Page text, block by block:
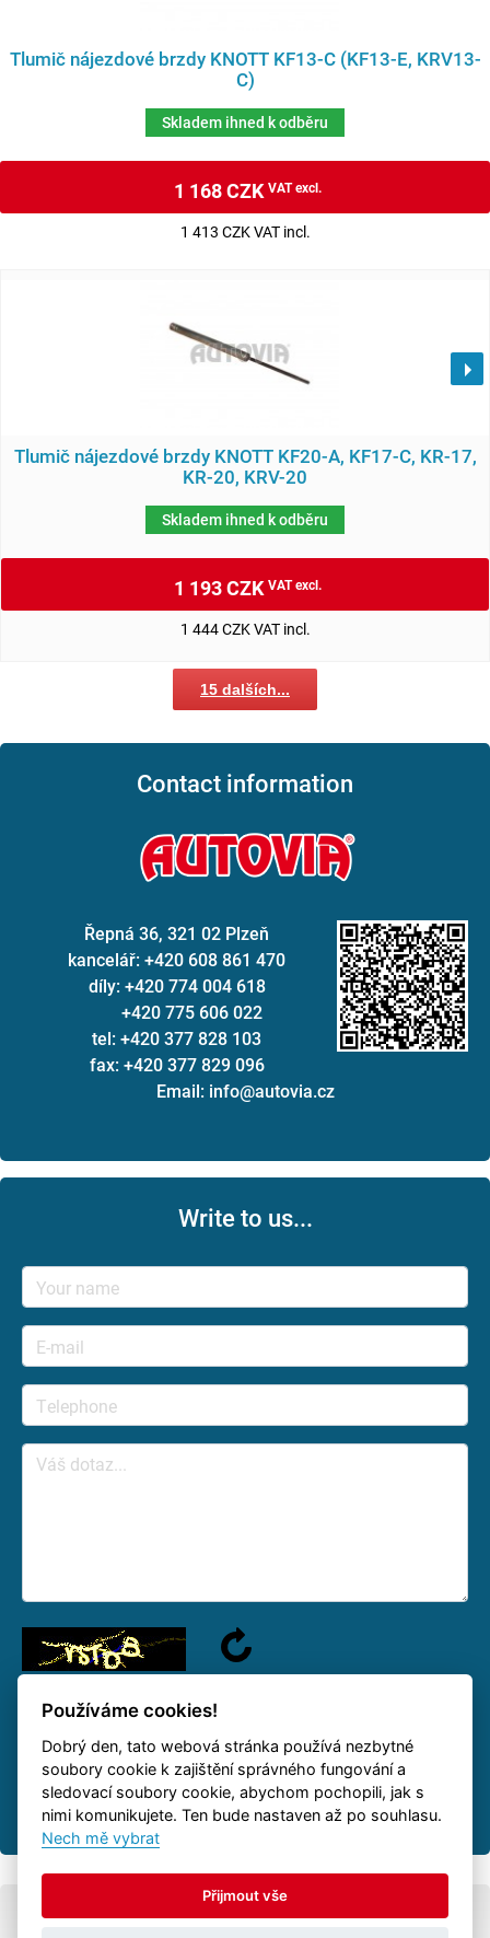
Tlumič nájezdové brzdy KNOTT KF13-C (KF13-E, KRV13-
C)
Skladem ihned k odběru
1 168 CZKVAT excl.
1 413 CZK VAT incl.
Tlumič nájezdové brzdy KNOTT KF20-A, KF17-C, KR-17,
KR-20, KRV-20
Skladem ihned k odběru
1 193 CZKVAT excl.
1 444 CZK VAT incl.
15 dalších...
Contact information
Řepná 36, 321 02 Plzeň
kancelář: +420 608 861 470
díly: +420 774 004 618
+420 775 606 022
tel: +420 377 828 103
fax: +420 377 829 096
Email: info@autovia.cz
Write to us...
We will answer your question as soon as possible.
© All rights reservedAutovia.cz-trailers
Používáme cookies!
Dobrý den, tato webová stránka používá nezbytné
soubory cookie k zajištění správného fungování a
sledovací soubory cookie, abychom pochopili, jak s
nimi komunikujete. Ten bude nastaven až po souhlasu.
Nech mě vybrat
Přijmout vše